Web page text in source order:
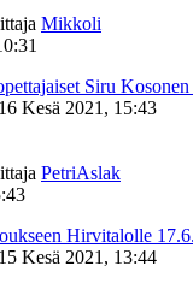
Mikkoli
Siru
16 Kesä 2021, 15:43
PetriAslak
Hirvitalolle
15 Kesä 2021, 13:44